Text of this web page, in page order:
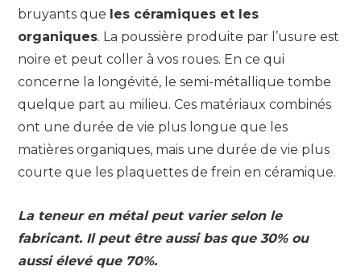
bruyants que les céramiques et les
organiques. La poussière produite par l’usure est
noire et peut coller à vos roues. En ce qui
concerne la longévité, le semi-métallique tombe
quelque part au milieu. Ces matériaux combinés
ont une durée de vie plus longue que les
matières organiques, mais une durée de vie plus
courte que les plaquettes de frein en céramique.
La teneur en métal peut varier selon le
fabricant. Il peut être aussi bas que 30% ou
aussi élevé que 70%.